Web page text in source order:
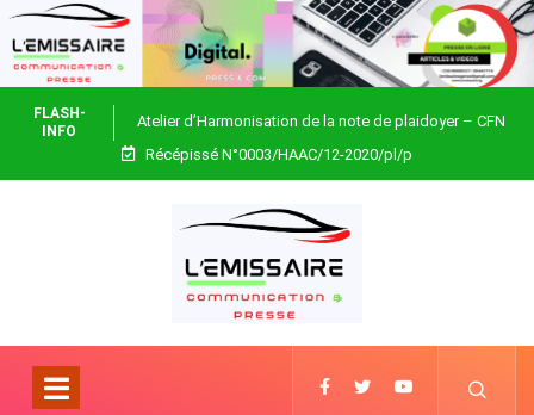
FLASH-
INFO
Atelier d’Harmonisation de la note de plaidoyer – CFN
Togo
Récépissé N°0003/HAAC/12-2020/pl/p